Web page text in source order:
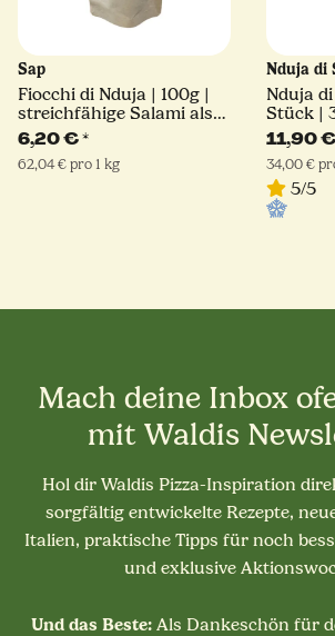
Sap
Fiocchi di Nduja | 100g |
streichfähige Salami als
Streusel
6,20 €*
62,04 € pro 1 kg
Nduja di
Nduja
Stück |
11,90 €
34,00 €
5/5
Mach deine Inbox
mit Waldis
Hol dir Waldis Pizza-Inspiration
sorgfältig entwickelte Rezepte,
Italien, praktische Tipps für noch
und exklusive
Und das Beste: Als Dankeschön für